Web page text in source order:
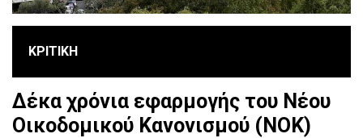
ΚΡΙΤΙΚΗ
Δέκα χρόνια εφαρμογής του Νέου
Οικοδομικού Κανονισμού (ΝΟΚ)